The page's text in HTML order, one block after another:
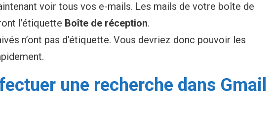
voir tous vos e-mails. Les mails de votre boîte de
l’étiquette Boîte de réception.
n’ont pas d’étiquette. Vous devriez donc pouvoir les
une recherche dans Gmail